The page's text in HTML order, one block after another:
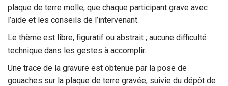
plaque de terre molle, que chaque participant grave avec
l’aide et les conseils de l’intervenant.
Le thème est libre, figuratif ou abstrait ; aucune difficulté
technique dans les gestes à accomplir.
Une trace de la gravure est obtenue par la pose de
gouaches sur la plaque de terre gravée, suivie du dépôt de